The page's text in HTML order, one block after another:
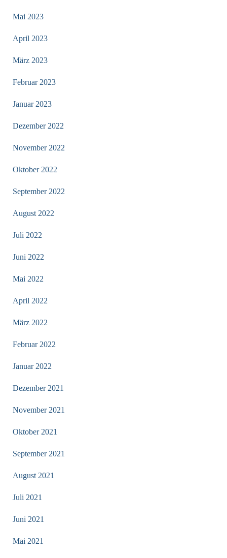
Mai 2023
April 2023
März 2023
Februar 2023
Januar 2023
Dezember 2022
November 2022
Oktober 2022
September 2022
August 2022
Juli 2022
Juni 2022
Mai 2022
April 2022
März 2022
Februar 2022
Januar 2022
Dezember 2021
November 2021
Oktober 2021
September 2021
August 2021
Juli 2021
Juni 2021
Mai 2021